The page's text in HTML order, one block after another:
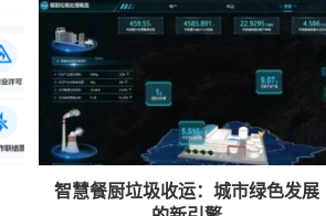
智慧餐厨垃圾收运：城市绿色发展